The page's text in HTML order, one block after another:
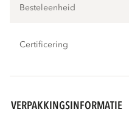
Besteleenheid
Certificering
VERPAKKINGSINFORMATIE